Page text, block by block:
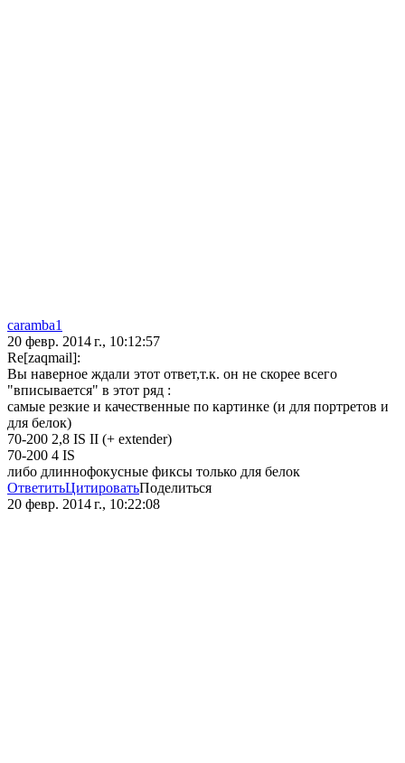
caramba1
20 февр. 2014 г., 10:12:57
Re[zaqmail]:
Вы наверное ждали этот ответ,т.к. он не скорее всего
"вписывается" в этот ряд :
самые резкие и качественные по картинке (и для портретов и
для белок)
70-200 2,8 IS II (+ extender)
70-200 4 IS
либо длиннофокусные фиксы только для белок
ОтветитьЦитироватьПоделиться
20 февр. 2014 г., 10:22:08